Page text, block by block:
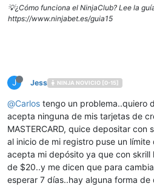
💡¿Cómo funciona el NinjaClub? Lee la
https://www.ninjabet.es/guia15
J Jess NINJA NOVICIO [0-15]
@Carlos tengo un problema..quiero
acepta ninguna de mis tarjetas de
MASTERCARD, quice depositar con
al inicio de mi registro puse un límite
acepta mi depósito ya que con skrill
de $20..y me dicen que para
esperar 7 días..hay alguna forma